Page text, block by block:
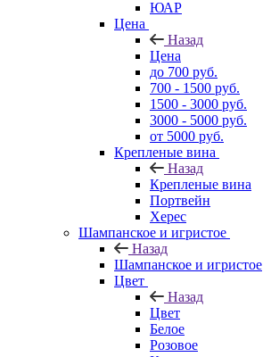
ЮАР
Цена
Назад
Цена
до 700 руб.
700 - 1500 руб.
1500 - 3000 руб.
3000 - 5000 руб.
от 5000 руб.
Крепленые вина
Назад
Крепленые вина
Портвейн
Херес
Шампанское и игристое
Назад
Шампанское и игристое
Цвет
Назад
Цвет
Белое
Розовое